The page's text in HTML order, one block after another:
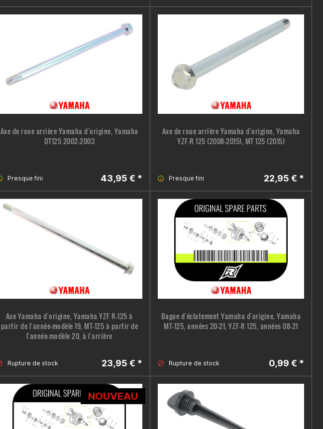
Axe de roue arrière Yamaha d'origine, Yamaha
DT125 2002-2003
Presque fini 43,95 € *
Axe de roue arrière Yamaha d'origine, Yamaha
YZF-R 125 (2008-2015), MT 125 (2015)
Presque fini 22,95 € *
Axe Yamaha d'origine, Yamaha YZF R-125 à
partir de l'année-modèle 19, MT-125 à partir de
l'année-modèle 20, à l'arrière
Rupture de stock 23,95 € *
Bague d'éclatement Yamaha d'origine, Yamaha
MT-125, années 20-21, YZF-R 125, années 08-21
Rupture de stock 0,99 € *
NOUVEAU